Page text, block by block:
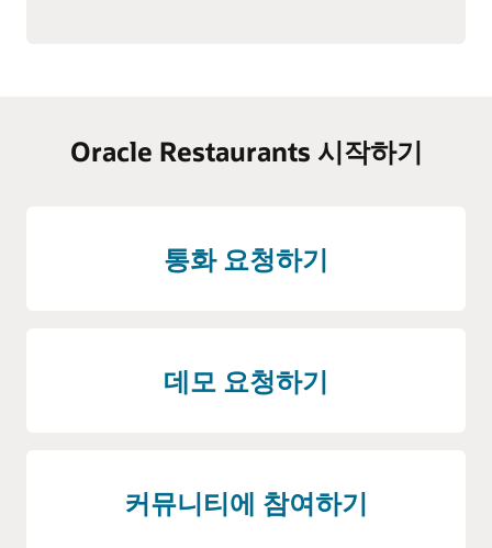
Oracle Restaurants 시작하기
통화 요청하기
데모 요청하기
커뮤니티에 참여하기